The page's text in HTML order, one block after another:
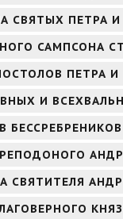
СВЯТЫХ ПЕТРА
САМПСОНА
ПЕТРА И
И
СВЯТИТЕЛЯ